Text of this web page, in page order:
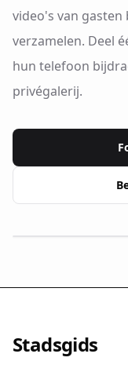
video's van
verzamelen. Deel
hun telefoon
privégalerij.
Stadsgids